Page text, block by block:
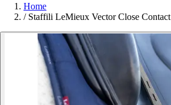
Home
/ Staffili LeMieux Vector Close Contact